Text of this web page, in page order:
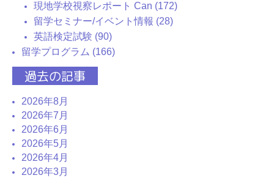
現地学校視察レポート Can (172)
留学セミナー/イベント情報 (28)
英語検定試験 (90)
留学プログラム (166)
過去の記事
2026年8月
2026年7月
2026年6月
2026年5月
2026年4月
2026年3月